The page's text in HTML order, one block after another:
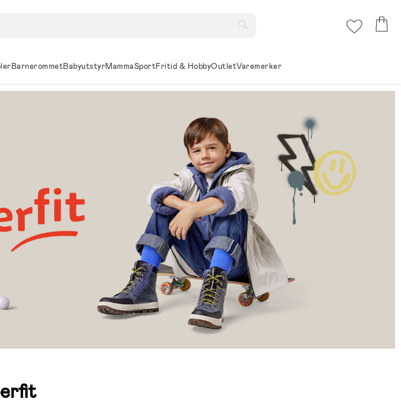
BarnerommetBabyutstyrMammaSportFritid & HobbyOutletVaremerker